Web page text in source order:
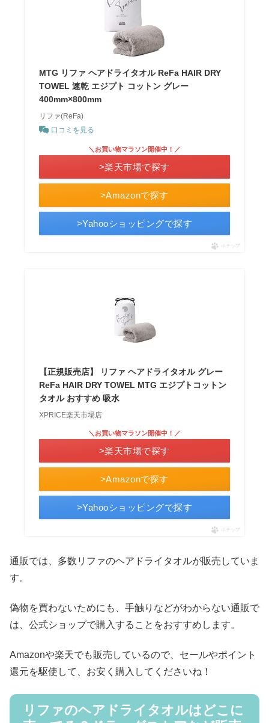
MTG リファ ヘアドライタオル ReFa HAIR DRY
TOWEL 速乾 エジプト コットン グレー
400mm×800mm
リファ(ReFa)
口コミを見る
>Amazonで探す
＼お買い物マラソン開催中！／
>楽天市場で探す
>Yahooショッピングで探す
ポチップ
【正規販売店】 リファ ヘアドライタオル グレー
ReFa HAIR DRY TOWEL MTG エジプトコットン
タオル おすすめ 吸水
XPRICE楽天市場店
>Amazonで探す
＼お買い物マラソン開催中！／
>楽天市場で探す
>Yahooショッピングで探す
ポチップ
通販では、多数リファのヘアドライタオルが販売していま
す。
偽物を買わないためにも、手触りなどがわからない通販で
は、公式ショップで購入することをおすすめします。
Amazonや楽天でも販売しているので、セールやポイント
還元を駆使して、お安く購入してくださいね！
リファのヘアドライタオルはどこに